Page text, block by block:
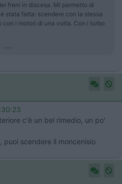
freni in discesa. Mi permetto di
stata fatta: scendere con la stessa
i motori di una volta. Con i turbo
...
c'è un bel rimedio, un po'
puoi scendere il moncenisio